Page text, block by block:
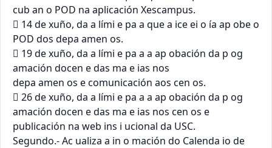
cub an o POD na aplicación Xescampus.
 14 de xuño, da a lími e pa a que a ice ei o ía ap obe o
POD dos depa amen os.
 19 de xuño, da a lími e pa a a ap obación da p og
amación docen e das ma e ias nos
depa amen os e comunicación aos cen os.
 26 de xuño, da a lími e pa a a ap obación da p og
amación docen e das ma e ias nos cen os e
publicación na web ins i ucional da USC.
Segundo.- Ac ualiza a in o mación do Calenda io de